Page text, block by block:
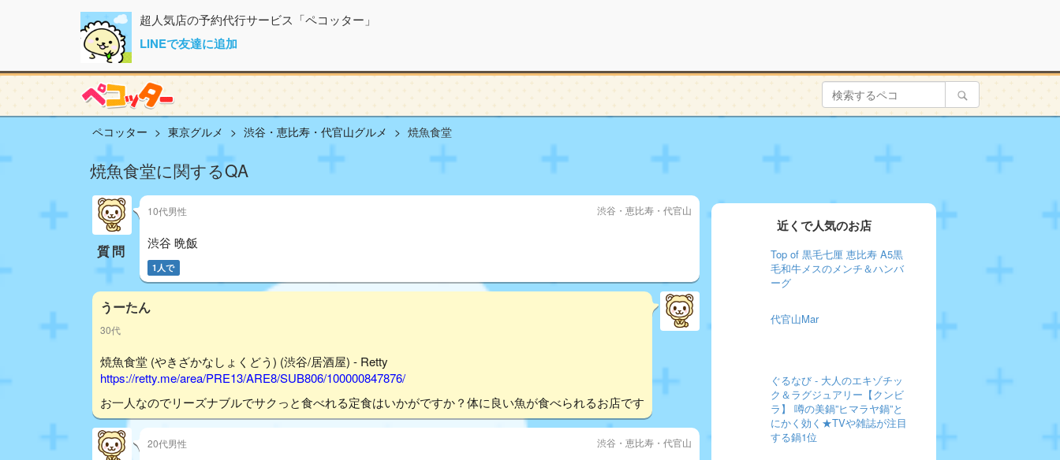
超人気店の予約代行サービス「ペコッター」
LINEで友達に追加
ペコッター 東京グルメ 渋谷・恵比寿・代官山グルメ 焼魚食堂
焼魚食堂に関するQA
質問
10代男性 渋谷・恵比寿・代官山
渋谷 晩飯
1人で
うーたん
30代
焼魚食堂 (やきざかなしょくどう) (渋谷/居酒屋) - Retty
https://retty.me/area/PRE13/ARE8/SUB806/100000847876/
お一人なのでリーズナブルでサクっと食べれる定食はいかがですか？体に良い魚が食べられるお店です
20代男性 渋谷・恵比寿・代官山
近くで人気のお店
Top of 黒毛七厘 恵比寿 A5黒
毛和牛メスのメンチ＆ハンバ
ーグ
代官山Mar
ぐるなび - 大人のエキゾチッ
ク＆ラグジュアリー【クンビ
ラ】 噂の美鍋”ヒマラヤ鍋”と
にかく効く★TVや雑誌が注目
する鍋1位